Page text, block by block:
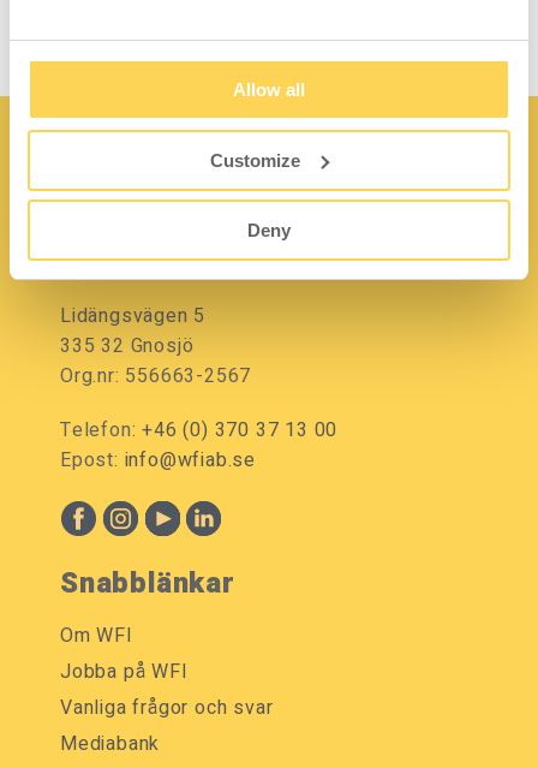
Allow all
Customize
Deny
Kontakt
Lidängsvägen 5
335 32 Gnosjö
Org.nr: 556663-2567
Telefon:+46 (0) 370 37 13 00
Epost: info@wfiab.se
Snabblänkar
Om WFI
Jobba på WFI
Vanliga frågor och svar
Mediabank